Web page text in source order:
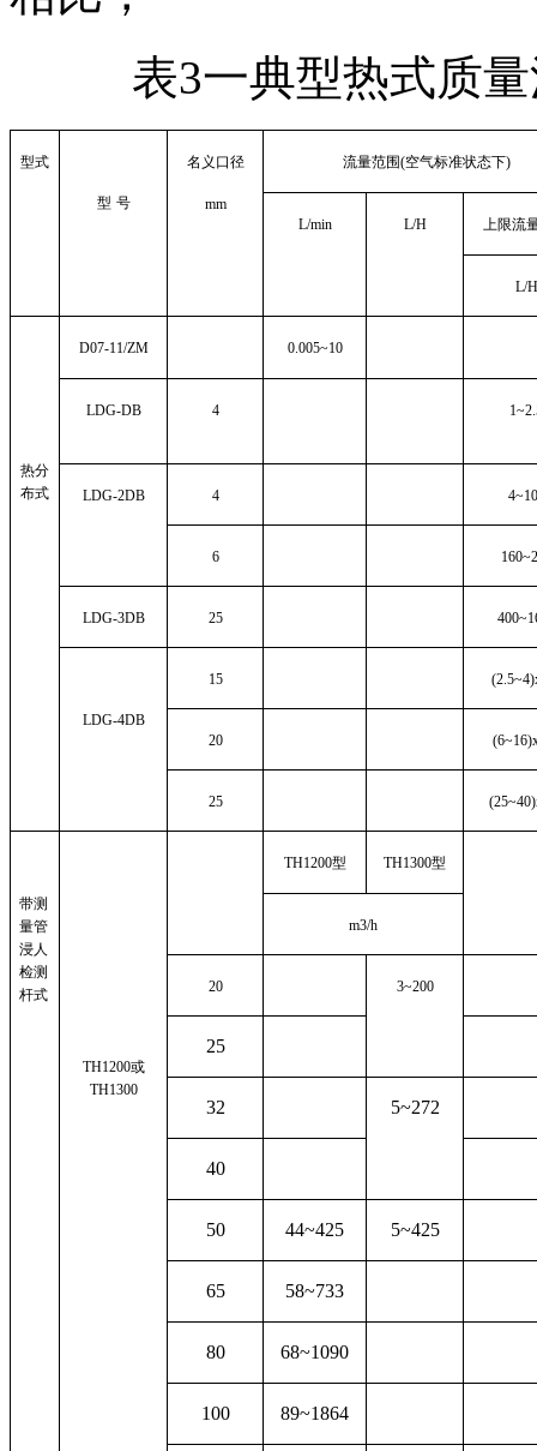
表3一典型热式质
型式
型 号
名义口径
mm
流量范围(空气标准状态下)
L/min L/H 上限流
L/H
热分
布式
D07-11/ZM 0.005~10
LDG-DB 4
LDG-2DB 4
6
LDG-3DB 25
LDG-4DB
15
20
25
带测
量管
浸人
检测
杆式
TH1200或
TH1300
TH1200型 TH1300型
m3/h
20 3~200
25
32 5~272
40
50 44~425 5~425
65 58~733
80 68~1090
100 89~1864